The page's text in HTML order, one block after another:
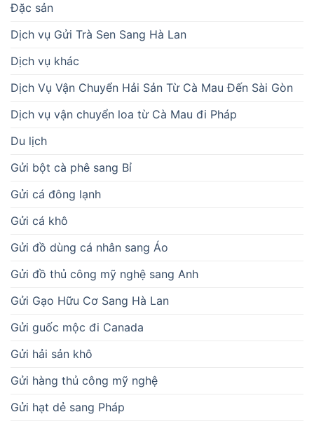
Đặc sản
Dịch vụ Gửi Trà Sen Sang Hà Lan
Dịch vụ khác
Dịch Vụ Vận Chuyển Hải Sản Từ Cà Mau Đến Sài Gòn
Dịch vụ vận chuyển loa từ Cà Mau đi Pháp
Du lịch
Gửi bột cà phê sang Bỉ
Gửi cá đông lạnh
Gửi cá khô
Gửi đồ dùng cá nhân sang Áo
Gửi đồ thủ công mỹ nghệ sang Anh
Gửi Gạo Hữu Cơ Sang Hà Lan
Gửi guốc mộc đi Canada
Gửi hải sản khô
Gửi hàng thủ công mỹ nghệ
Gửi hạt dẻ sang Pháp